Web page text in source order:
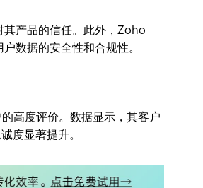
产品的信任。此外，Zoho
数据的安全性和合规性。
高度评价。数据显示，其客户
度显著提升。